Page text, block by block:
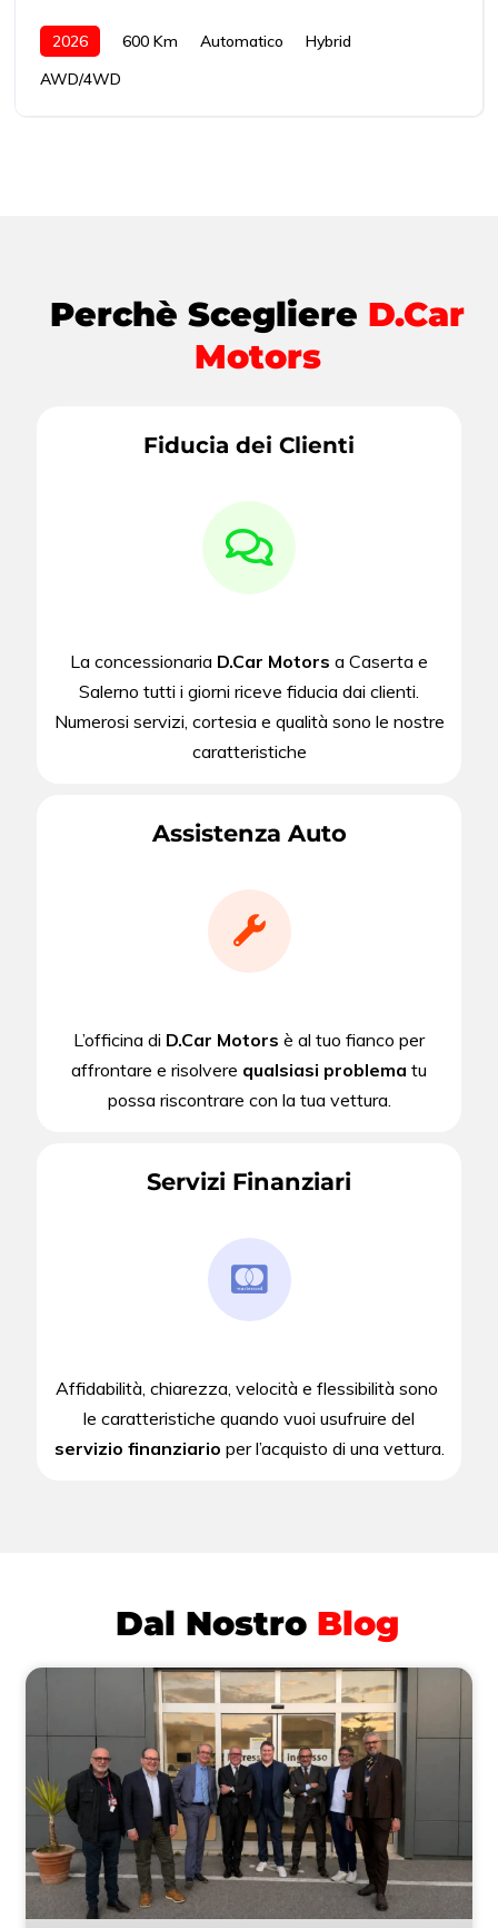
2026 600 Km Automatico
Hybrid
AWD/4WD
Perchè Scegliere D.Car
Motors
Fiducia dei Clienti
La concessionaria D.Car Motors a Caserta e
Salerno tutti i giorni riceve fiducia dai clienti.
Numerosi servizi, cortesia e qualità sono le nostre
caratteristiche
Assistenza Auto
L’officina di D.Car Motors è al tuo fianco per
affrontare e risolvere qualsiasi problema tu
possa riscontrare con la tua vettura.
Servizi Finanziari
Affidabilità, chiarezza, velocità e flessibilità sono
le caratteristiche quando vuoi usufruire del
servizio finanziario per l’acquisto di una vettura.
Dal Nostro Blog